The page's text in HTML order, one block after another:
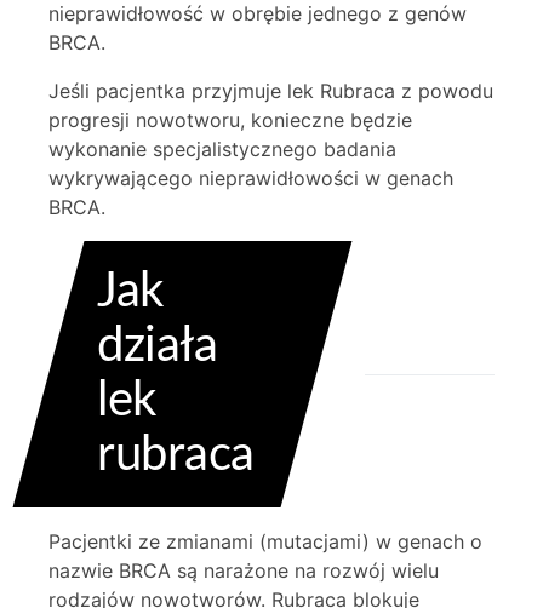
nieprawidłowość w obrębie jednego z genów
BRCA.
Jeśli pacjentka przyjmuje lek Rubraca z powodu
progresji nowotworu, konieczne będzie
wykonanie specjalistycznego badania
wykrywającego nieprawidłowości w genach
BRCA.
Jak
działa
lek
rubraca
Pacjentki ze zmianami (mutacjami) w genach o
nazwie BRCA są narażone na rozwój wielu
rodzajów nowotworów. Rubraca blokuje